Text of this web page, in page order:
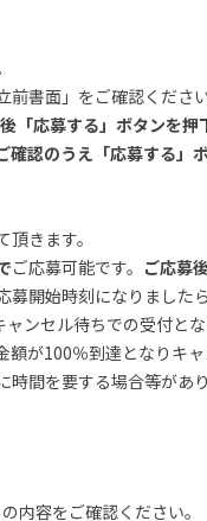
書面」をご確認くださ
「応募する」ボタンを押
確認のうえ「応募する」
きます。
ご応募可能です。 ご応募
開始時刻になりました
ンセル待ちでの受付
が100％到達となりキャ
時間を要する場合等が
の内容をご確認ください。